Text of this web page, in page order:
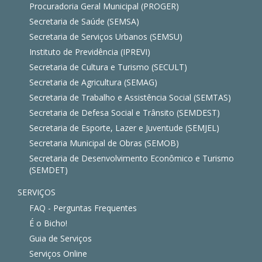
Procuradoria Geral Municipal (PROGER)
Secretaria de Saúde (SEMSA)
Secretaria de Serviços Urbanos (SEMSU)
Instituto de Previdência (IPREVI)
Secretaria de Cultura e Turismo (SECULT)
Secretaria de Agricultura (SEMAG)
Secretaria de Trabalho e Assistência Social (SEMTAS)
Secretaria de Defesa Social e Trânsito (SEMDEST)
Secretaria de Esporte, Lazer e Juventude (SEMJEL)
Secretaria Municipal de Obras (SEMOB)
Secretaria de Desenvolvimento Econômico e Turismo
(SEMDET)
SERVIÇOS
FAQ - Perguntas Frequentes
É o Bicho!
Guia de Serviços
Serviços Online